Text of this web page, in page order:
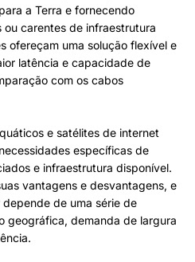
a Terra e fornecendo
carentes de infraestrutura
ofereçam uma solução flexível e
latência e capacidade de
com os cabos
e satélites de internet
específicas de
e infraestrutura disponível.
vantagens e desvantagens, e
de uma série de
geográfica, demanda de largura